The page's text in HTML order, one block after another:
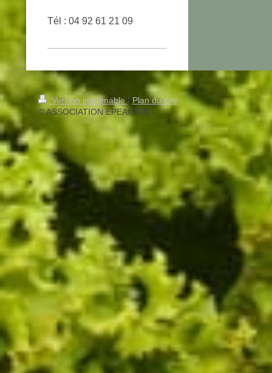
Tél : 04 92 61 21 09
Version imprimable | Plan du site
© ASSOCIATION EPEAUTRE